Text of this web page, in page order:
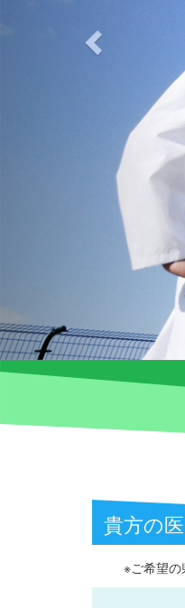
貴方の
※ご希望の